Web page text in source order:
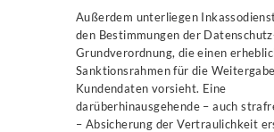
Außerdem unterliegen
den Bestimmungen der
Grundverordnung, die einen
Sanktionsrahmen für die
Kundendaten vorsieht. Eine
darüberhinausgehende – auch
– Absicherung der Vertraulichkeit